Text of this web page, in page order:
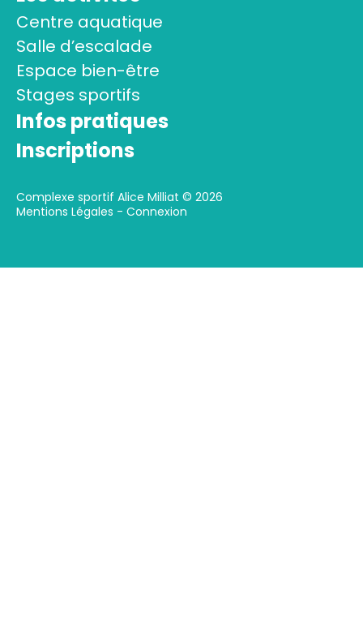
Centre aquatique
Salle d’escalade
Espace bien-être
Stages sportifs
Infos pratiques
Inscriptions
Complexe sportif Alice Milliat © 2026
Mentions Légales - Connexion